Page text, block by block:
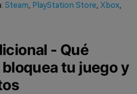
: Steam, PlayStation Store, Xbox,
- Qué
tu juego y